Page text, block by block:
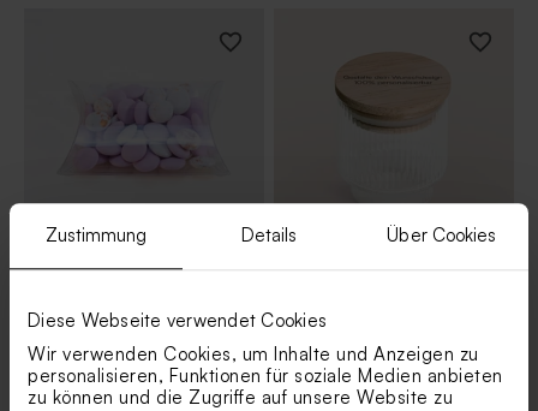
Zustimmung Details Über Cookies
Diese Webseite verwendet Cookies
Wir verwenden Cookies, um Inhalte und Anzeigen zu
personalisieren, Funktionen für soziale Medien anbieten
zu können und die Zugriffe auf unsere Website zu
Transparente
Gastgeschenk
Originelles Gastgeschenk mit
| modernes Design